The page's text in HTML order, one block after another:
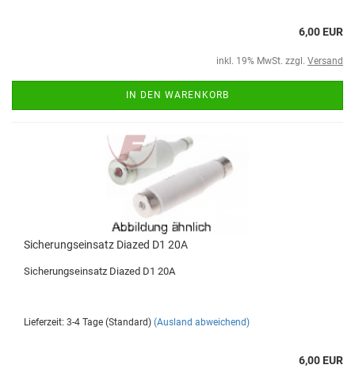
6,00 EUR
inkl. 19% MwSt. zzgl. Versand
IN DEN WARENKORB
Sicherungseinsatz Diazed D1 20A
Sicherungseinsatz Diazed D1 20A
Lieferzeit: 3-4 Tage (Standard) (Ausland abweichend)
6,00 EUR